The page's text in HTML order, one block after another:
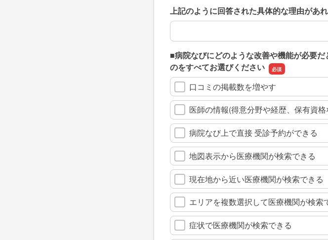
上記のように回答された具体的な理由があ
上記のように回答された具体的な理由があれ
■病院なびにどのような改善や機能が必要
のをすべてお選びください
口コミの掲載数を増やす
医師の情報(得意分野や経歴、保有資
病院なび上で直接 受診予約ができる
地図表示から医療機関が検索できる
現在地から近い医療機関が検索できる
エリアを複数選択して医療機関が検索
症状で医療機関が検索できる